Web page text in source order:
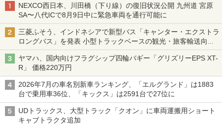
NEXCO西日本、川田橋（下り線）の復旧状況公開 九州道 宮原
SA〜八代ICで8月9日中に緊急車両を通行可能に
三菱ふそう、インドネシアで新型バス「キャンター・エクストラ
ロングバス」を発表 小型トラックベースの観光・旅客輸送向け
バス
ヤマハ、国内向けフラグシップ四輪バギー「グリズリーEPS XT-
R」 価格220万円
2026年7月の車名別新車ランキング、「エルグランド」は1883
台で乗用車36位、「キックス」は2591台で27位に
UDトラックス、大型トラック「クオン」に車両運搬用ショート
キャブトラクタ追加